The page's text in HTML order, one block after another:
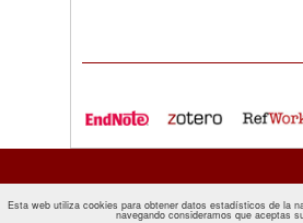
Esta web utiliza cookies para obtener datos estadísticos de la
navegando consideramos que aceptas